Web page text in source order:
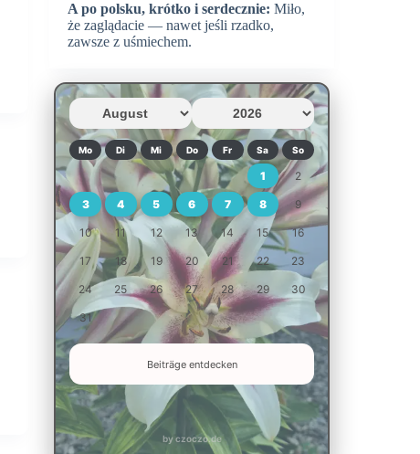
A po polsku, krótko i serdecznie: Miło,
że zaglądacie — nawet jeśli rzadko,
zawsze z uśmiechem.
Mo Di Mi Do Fr Sa So
1 2
3 4 5 6 7 8 9
10 11 12 13 14 15 16
17 18 19 20 21 22 23
24 25 26 27 28 29 30
31
Beiträge entdecken
by czoczo.de